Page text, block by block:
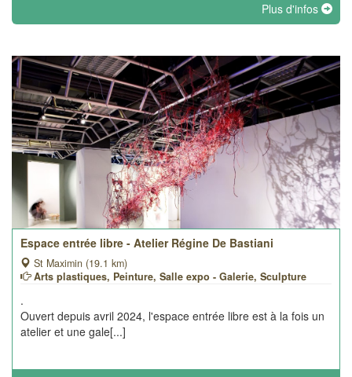
Plus d'infos
Espace entrée libre - Atelier Régine De Bastiani
St Maximin (19.1 km)
Arts plastiques, Peinture, Salle expo - Galerie, Sculpture
.
Ouvert depuis avril 2024, l'espace entrée libre est à la fois un
atelier et une gale[...]